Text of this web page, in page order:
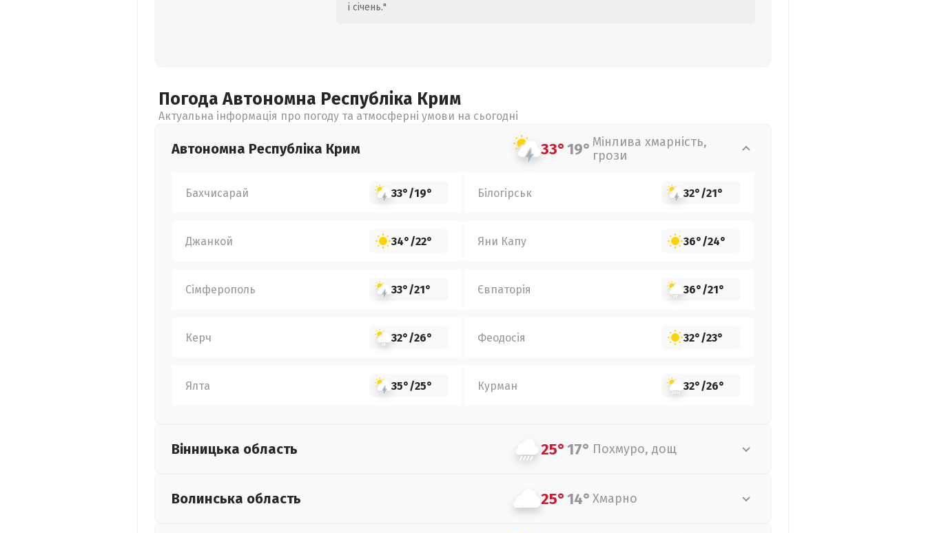
і січень."
Погода Автономна Республіка Крим
Актуальна інформація про погоду та атмосферні умови на сьогодні
Автономна Республіка Крим 33°19° Мінлива хмарність,
грози
Бахчисарай 33°/19° Білогірськ 32°/21°
Джанкой 34°/22° Яни Капу 36°/24°
Сімферополь 33°/21° Євпаторія 36°/21°
Керч 32°/26° Феодосія 32°/23°
Ялта 35°/25° Курман 32°/26°
Вінницька область 25°17° Похмуро, дощ
Волинська область 25°14° Хмарно